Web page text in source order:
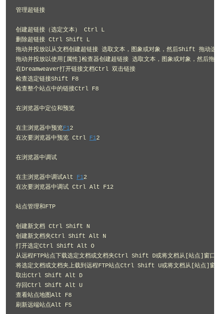
管理超链接
创建超链接（选定文本） Ctrl L
删除超链接 Ctrl Shift L
拖动并投放以从文档创建超链接 选取文本，图象或对象，然后Shift 拖动
拖动并投放以使用[属性]检查器创建超链接 选取文本，图象或对象，然后
在Dreamweaver打开链接文档Ctrl 双击链接
检查选定链接Shift F8
检查整个站点中的链接Ctrl F8
在浏览器中定位和预览
在主浏览器中预览F12
在次要浏览器中预览 Ctrl F12
在浏览器中调试
在主浏览器中调试Alt F12
在次要浏览器中调试 Ctrl Alt F12
站点管理和FTP
创建新文档 Ctrl Shift N
创建新文档夹Ctrl Shift Alt N
打开选定Ctrl Shift Alt O
从远程FTP站点下载选定文档或文档夹Ctrl Shift D或将文档从[站点]窗
将选定文档或文档夹上载到远程FTP站点Ctrl Shift U或将文档从[站点]
取出Ctrl Shift Alt D
存回Ctrl Shift Alt U
查看站点地图Alt F8
刷新远端站点Alt F5